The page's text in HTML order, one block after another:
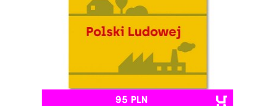
95 PLN